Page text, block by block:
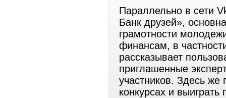
Параллельно в сети
Банк друзей»,
грамотности
финансам, в
рассказывает
приглашенные
участников. Здесь же
конкурсах и